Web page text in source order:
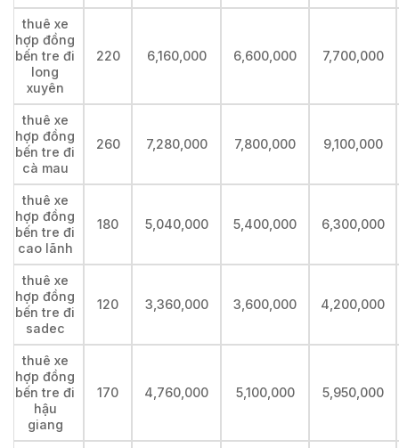
thuê xe
hợp đồng
bến tre đi
long
xuyên
220 6,160,000 6,600,000 7,700,000
thuê xe
hợp đồng
bến tre đi
cà mau
260 7,280,000 7,800,000 9,100,000
thuê xe
hợp đồng
bến tre đi
cao lãnh
180 5,040,000 5,400,000 6,300,000
thuê xe
hợp đồng
bến tre đi
sadec
120 3,360,000 3,600,000 4,200,000
thuê xe
hợp đồng
bến tre đi
hậu
giang
170 4,760,000 5,100,000 5,950,000